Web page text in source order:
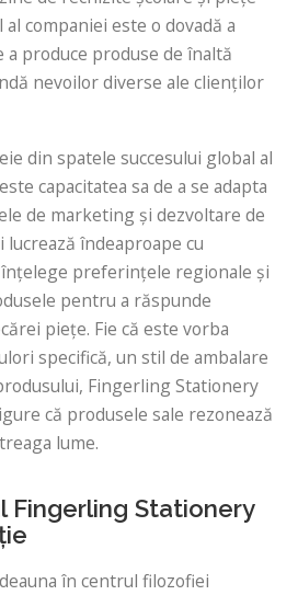
companiei este o dovadă a
a produce produse de înaltă
nevoilor diverse ale clienților
din spatele succesului global al
capacitatea sa de a se adapta
de marketing și dezvoltare de
îndeaproape cu
preferințele regionale și
pentru a răspunde
piețe. Fie că este vorba
specifică, un stil de ambalare
Fingerling Stationery
că produsele sale rezonează
lume.
Fingerling Stationery
în centrul filozofiei